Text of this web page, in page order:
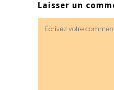
Laisser un